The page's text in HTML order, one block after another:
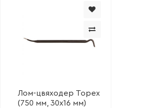
Лом-цвяходер Topex
(750 мм, 30x16 мм)